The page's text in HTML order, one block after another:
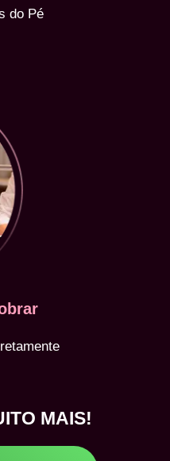
do Pé
MAIS!